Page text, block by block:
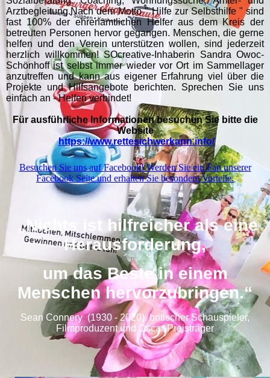
Arztbegleitung.Nach dem Motto " Hilfe zur Selbsthilfe " sind
fast 100% der ehrenamtlichen Helfer aus dem Kreis der
betreuten Personen hervor gegangen. Menschen, die gerne
helfen und den Verein unterstützen wollen, sind jederzeit
herzlich willkommen! SOcreative-Inhaberin Sandra Owoc-
Schönhoff ist selbst immer wieder vor Ort im Sammellager
anzutreffen und kann aus eigener Erfahrung viel über die
Projekte und Hilfsangebote berichten. Sprechen Sie uns
einfach an - Helfen verbindet!
Für ausführliche Informationen besuchen Sie bitte die
Website
https://www.rettesichwerkann.info/
Besuchen Sie uns auf Facebook! Werden Sie ein Fan unserer
Facebook Seite und erhalten Sie besondere Vorteile.
„Nichts ist hilfreicher als eine
Herausforderung,
um das Beste in einem
Menschen hervorzubringen.“
Sean Connery (1930 - 2020)britischer Schauspieler,
Filmproduzent und Oscar-Preisträger